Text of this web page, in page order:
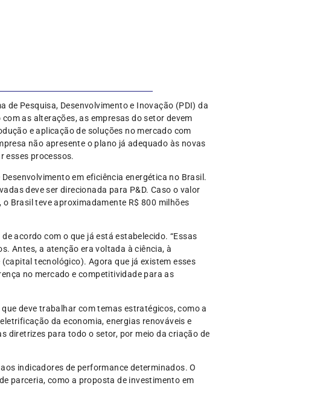
Pesquisa, Desenvolvimento e Inovação (PDI) da
as alterações, as empresas do setor devem
e aplicação de soluções no mercado com
não apresente o plano já adequado às novas
esses processos.
em eficiência energética no Brasil.
deve ser direcionada para P&D. Caso o valor
Brasil teve aproximadamente R$ 800 milhões
acordo com o que já está estabelecido. “Essas
Antes, a atenção era voltada à ciência, à
tecnológico). Agora que já existem esses
no mercado e competitividade para as
deve trabalhar com temas estratégicos, como a
da economia, energias renováveis e
diretrizes para todo o setor, por meio da criação de
indicadores de performance determinados. O
parceria, como a proposta de investimento em